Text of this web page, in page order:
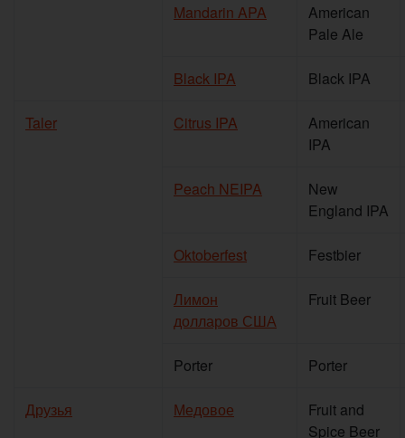
Mandarin APA
American
Pale Ale
Black IPA Black IPA
Taler Citrus IPA
American
IPA
Peach NEIPA
New
England IPA
Oktoberfest Festbier
Лимон
долларов США
Fruit Beer
Porter Porter
Друзья Медовое
Fruit and
Spice Beer